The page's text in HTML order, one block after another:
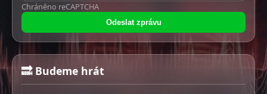
Chráněno reCAPTCHA
Odeslat zprávu
🔜 Budeme hrát